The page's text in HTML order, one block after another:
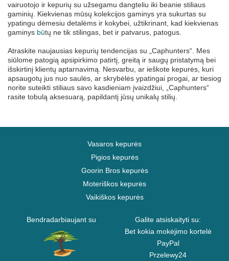
vairuotojo ir kepurių su užsegamu dangteliu iki beanie stiliaus
gaminių. Kiekvienas mūsų kolekcijos gaminys yra sukurtas su
ypatingu dėmesiu detalėms ir kokybei, užtikrinant, kad kiekvienas
gaminys būtų ne tik stilingas, bet ir patvarus, patogus.
Atraskite naujausias kepurių tendencijas su „Caphunters“. Mes
siūlome patogią apsipirkimo patirtį, greitą ir saugų pristatymą bei
išskirtinį klientų aptarnavimą. Nesvarbu, ar ieškote kepurės, kuri
apsaugotų jus nuo saulės, ar skrybėlės ypatingai progai, ar tiesiog
norite suteikti stiliaus savo kasdieniam įvaizdžiui, „Caphunters“
rasite tobulą aksesuarą, papildantį jūsų unikalų stilių.
Vasaros kepurės
Pigios kepurės
Goorin Bros kepurės
Moteriškos kepurės
Vaikiškos kepurės
Bendradarbiaujant su
Galite atsiskaityti su:
Bet kokia mokėjimo kortelė
PayPal
Przelewy24